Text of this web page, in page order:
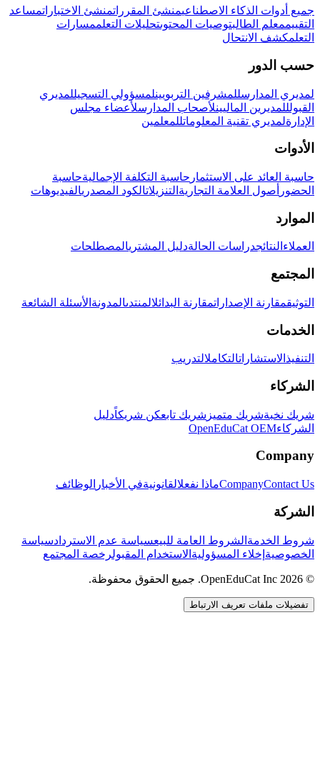
جميع أدوات الذكاء الاصطناعيمنشئ المقرراتمنشئ الاختباراتمساعد
التقييممعلم الطالبتوصيات المحتوىتحليلات التعلممسارات
التعلمكشف الانتحال
حسب الدور
لمديري المدارسللمشرفين التربويينلمسؤولي التسجيللمديري
القبولللمديرين الماليينلأصحاب المدارسلأعضاء مجلس
الإدارةلمديري تقنية المعلوماتللمعلمين
الأدوات
حاسبة العائد على الاستثمار حاسبة التكلفة الإجماليةحاسبة
الحضور أصول العلامة التجارية التنزيلاتالكود المصدريالفيديوهات
الموارد
العملاء النتائجدراسات الحالةدليل المشتريالمصطلحات
المجتمع
التوثيقمقارنة الإصداراتمقارنة البدائلالمنتدىالمدونة الأسئلة الشائعة
الخدمات
التنفيذ الاستشاراتالتكاملالتدريب
الشركاء
شريك نخبةشريك متميز شريك تابعكن شريكاًدليل
الشركاءOpenEduCat OEM
Company
CompanyContact Us ماذا نفعلالقانونيةفي الأخبار الوظائف
الشركة
شروط الخدمة الشروط العامة للبيعسياسة عدم الاستردادسياسة
الخصوصية إخلاء المسؤولية الاستخدام المقبولرخصة المجتمع
© 2026 OpenEduCat Inc. جميع الحقوق محفوظة.
تفضيلات ملفات تعريف الارتباط